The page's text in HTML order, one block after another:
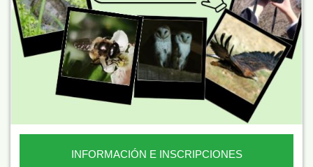
INFORMACIÓN E INSCRIPCIONES